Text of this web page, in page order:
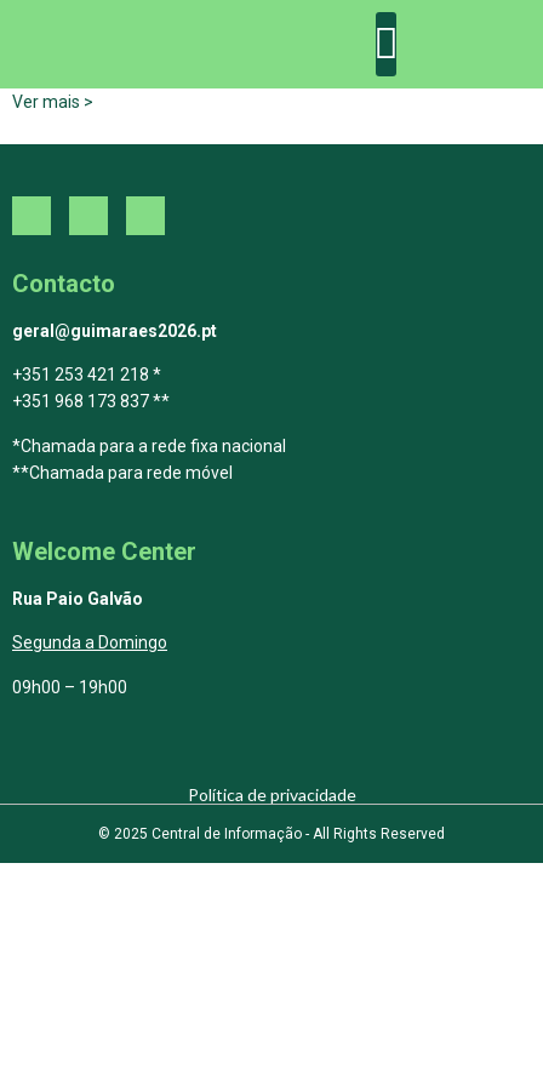
Ver mais >
Contacto
geral@guimaraes2026.pt
+351 253 421 218 *
+351 968 173 837 **
*Chamada para a rede fixa nacional
**Chamada para rede móvel
Welcome Center
Rua Paio Galvão
Segunda a Domingo
09h00 – 19h00
Política de privacidade
© 2025 Central de Informação - All Rights Reserved